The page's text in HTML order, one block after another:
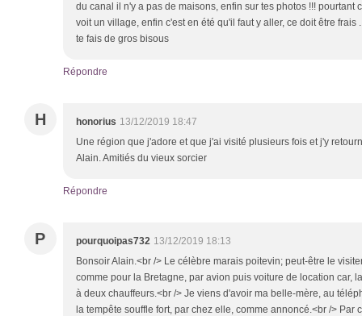
du canal il n'y a pas de maisons, enfin sur tes photos !!! pourtant
voit un village, enfin c'est en été qu'il faut y aller, ce doit être frais
te fais de gros bisous
Répondre
H honorius 13/12/2019 18:47
Une région que j'adore et que j'ai visité plusieurs fois et j'y
Alain. Amitiés du vieux sorcier
Répondre
P pourquoipas732 13/12/2019 18:13
Bonsoir Alain.<br /> Le célèbre marais poitevin; peut-être le
comme pour la Bretagne, par avion puis voiture de location car,
à deux chauffeurs.<br /> Je viens d'avoir ma belle-mère, au
la tempête souffle fort, par chez elle, comme annoncé.<br /> Par